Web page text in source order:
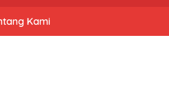
Kami